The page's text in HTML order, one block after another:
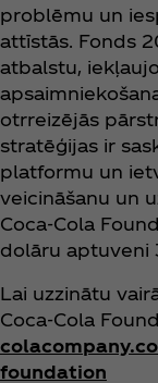
problēmu un
attīstās. Fonds
atbalstu,
otrreizējās
stratēģijas ir
platformu un
veicināšanu un
Coca‑Cola
dolāru aptuveni
Lai uzzinātu
Coca‑Cola
foundation